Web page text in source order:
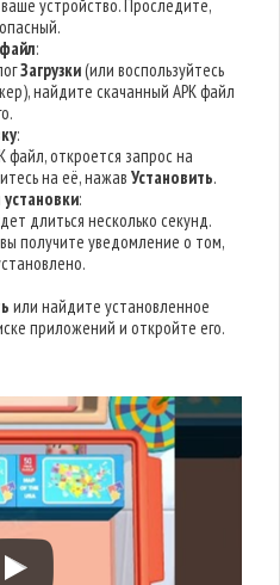
устройство. Проследите,
:
Загрузки(или воспользуйтесь
найдите скачанный APK файл
:
файл, откроется запрос на
на её, нажавУстановить.
:
длиться несколько секунд.
получите уведомление о том,
или найдите установленное
приложений и откройте его.